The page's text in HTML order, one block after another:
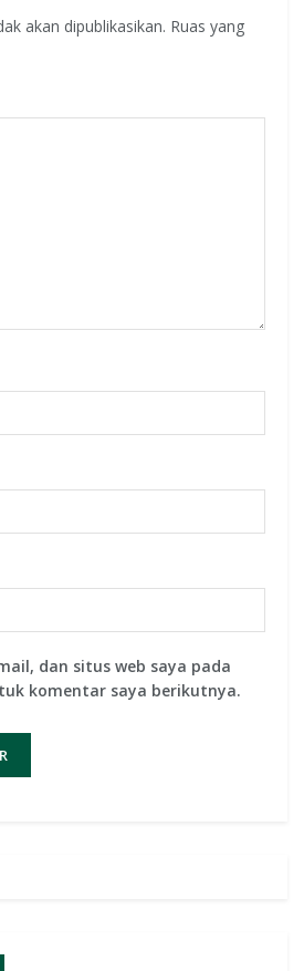
akan dipublikasikan. Ruas yang
dan situs web saya pada
komentar saya berikutnya.